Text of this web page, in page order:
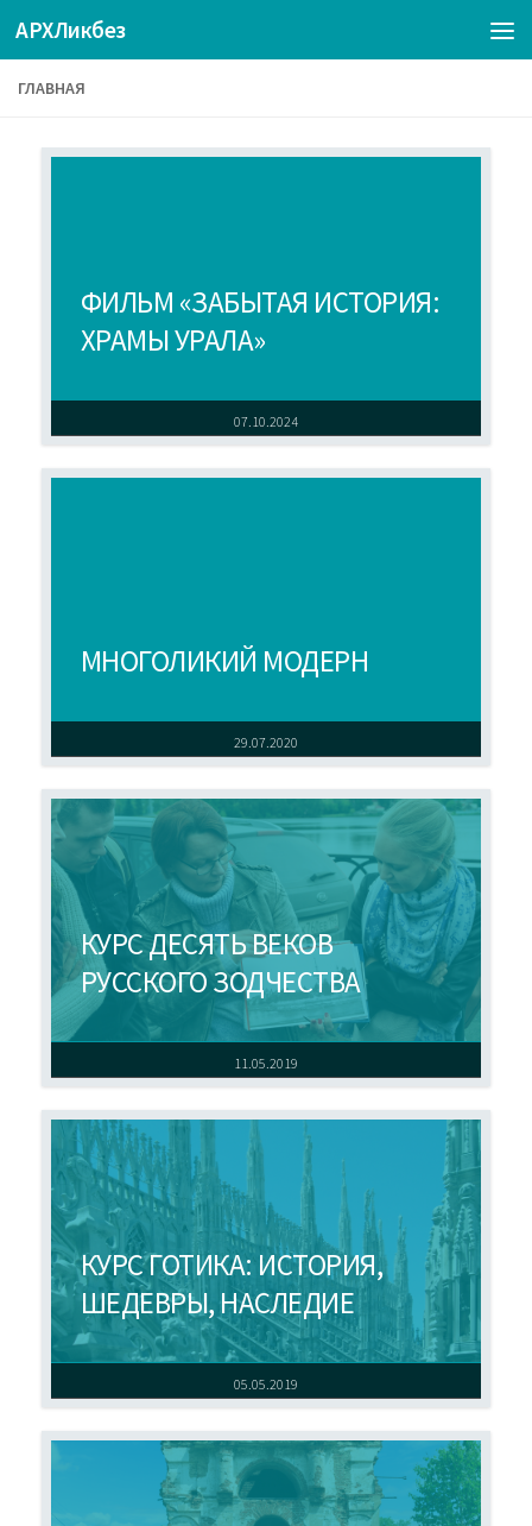
АРХЛикбез
ГЛАВНАЯ
07.10.2024
ФИЛЬМ «ЗАБЫТАЯ ИСТОРИЯ:
ХРАМЫ УРАЛА»
29.07.2020
МНОГОЛИКИЙ МОДЕРН
11.05.2019
КУРС ДЕСЯТЬ ВЕКОВ
РУССКОГО ЗОДЧЕСТВА
05.05.2019
КУРС ГОТИКА: ИСТОРИЯ,
ШЕДЕВРЫ, НАСЛЕДИЕ